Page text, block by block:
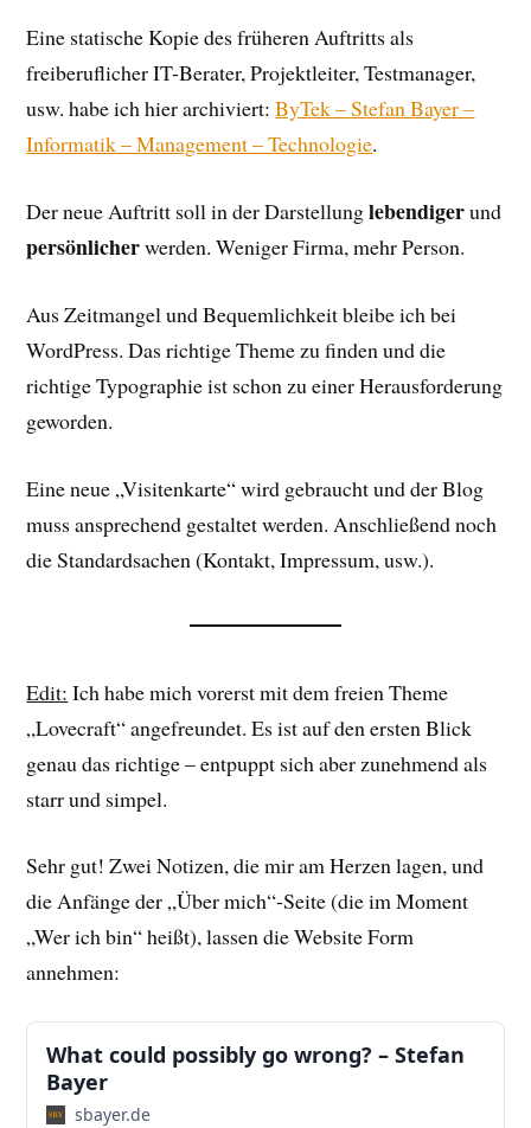
Eine statische Kopie des früheren Auftritts als
freiberuflicher IT-Berater, Projektleiter, Testmanager,
usw. habe ich hier archiviert:ByTek – Stefan Bayer –
Informatik – Management – Technologie.
Der neue Auftritt soll in der Darstellunglebendigerund
persönlicherwerden. Weniger Firma, mehr Person.
Aus Zeitmangel und Bequemlichkeit bleibe ich bei
WordPress. Das richtige Theme zu finden und die
richtige Typographie ist schon zu einer Herausforderung
geworden.
Eine neue „Visitenkarte“ wird gebraucht und der Blog
muss ansprechend gestaltet werden. Anschließend noch
die Standardsachen (Kontakt, Impressum, usw.).
Edit: Ich habe mich vorerst mit dem freien Theme
„Lovecraft“ angefreundet. Es ist auf den ersten Blick
genau das richtige – entpuppt sich aber zunehmend als
starr und simpel.
Sehr gut! Zwei Notizen, die mir am Herzen lagen, und
die Anfänge der „Über mich“-Seite (die im Moment
„Wer ich bin“ heißt), lassen die Website Form
annehmen:
What could possibly go wrong? – Stefan
Bayer
sbayer.de